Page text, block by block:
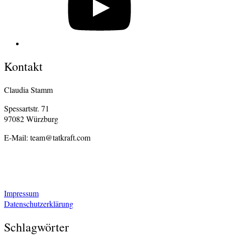
Kontakt
Claudia Stamm
Spessartstr. 71
97082 Würzburg
E-Mail: team@tatkraft.com
Impressum
Datenschutzerklärung
Schlagwörter